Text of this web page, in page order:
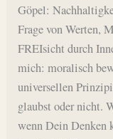
Göpel:
Frage von Werten,
FREIsicht durch
mich: moralisch
universellen
glaubst oder nicht.
wenn Dein Denken